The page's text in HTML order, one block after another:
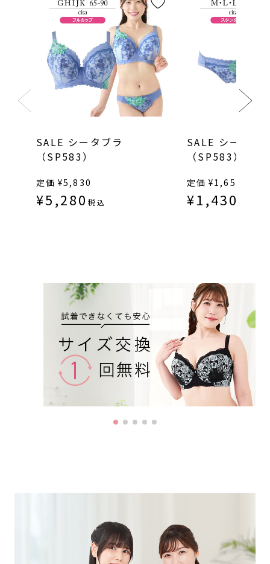
SALE シータブラ
（SP583）
定価 ¥5,830
¥5,280 税込
SALE シータシ
（SP583）
定価 ¥1,650
¥1,430